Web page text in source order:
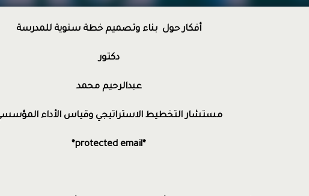
أفكار حول بناء وتصميم خطة سنوية للمدرسة
دكتور
عبدالرحيم محمد
مستشار التخطيط الاستراتيجي وقياس الأداء
*protected email*